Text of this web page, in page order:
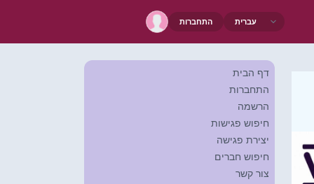
התחברות
דף הבית
התחברות
הרשמה
חיפוש פגישות
יצירת פגישה
חיפוש חברים
צור קשר